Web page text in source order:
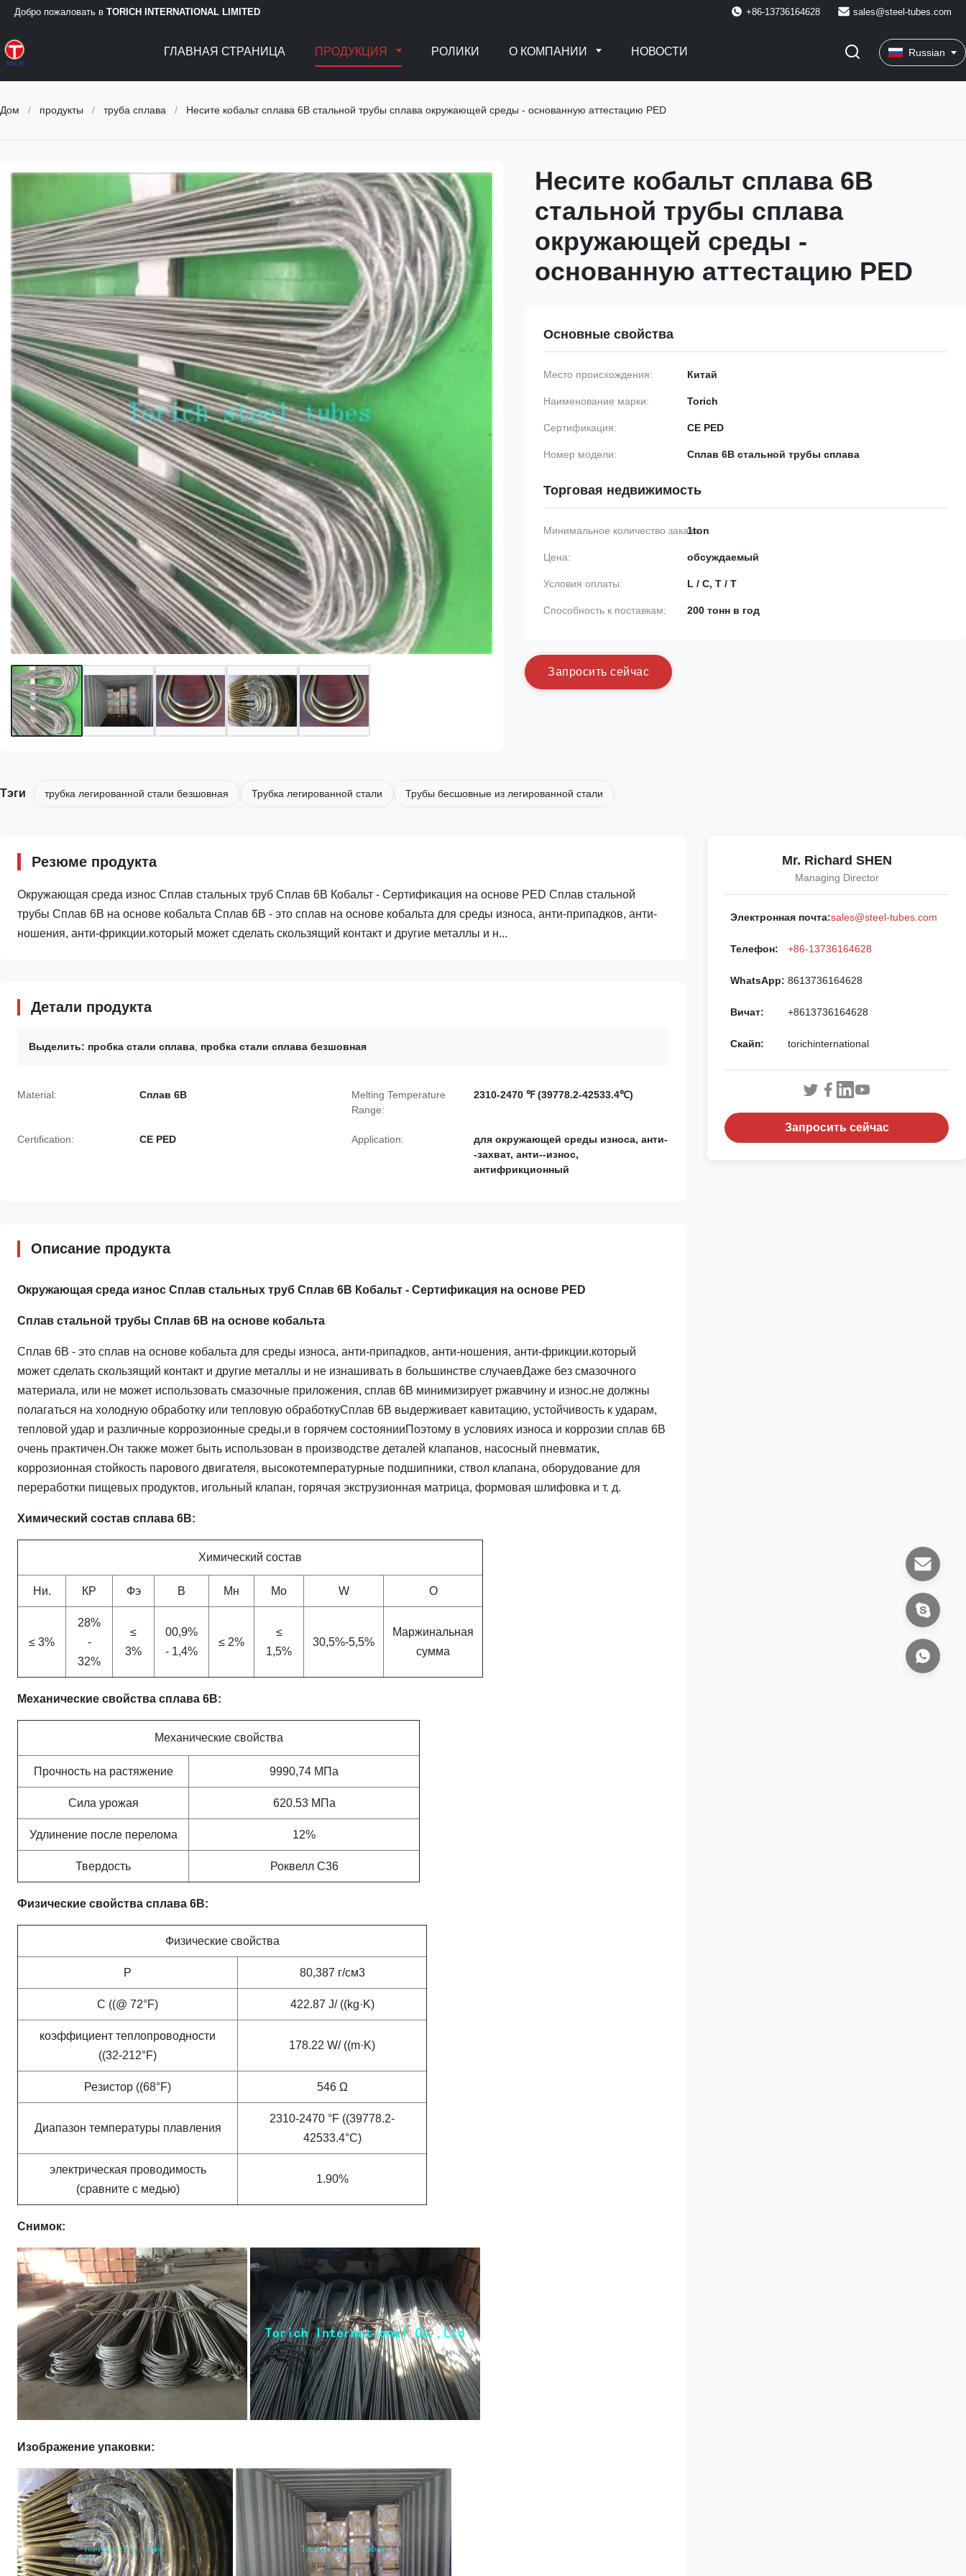
Добро пожаловать в TORICH INTERNATIONAL LIMITED +86-13736164628 sales@steel-tubes.com
ГЛАВНАЯ СТРАНИЦА ПРОДУКЦИЯ РОЛИКИ О КОМПАНИИ НОВОСТИ Russian
Дом / продукты / труба сплава / Несите кобальт сплава 6B стальной трубы сплава окружающей среды - основанную аттестацию PED
Несите кобальт сплава 6B
стальной трубы сплава
окружающей среды -
основанную аттестацию PED
Основные свойства
Место происхождения: Китай
Наименование марки: Torich
Сертификация: CE PED
Номер модели: Сплав 6B стальной трубы сплава
Торговая недвижимость
Минимальное количество заказа:
1ton
Цена: обсуждаемый
Условия оплаты: L / C, T / T
Способность к поставкам: 200 тонн в год
Запросить сейчас
Тэги трубка легированной стали безшовная Трубка легированной стали Трубы бесшовные из легированной стали
Резюме продукта
Окружающая среда износ Сплав стальных труб Сплав 6B Кобальт - Сертификация на основе PED Сплав стальной
трубы Сплав 6B на основе кобальта Сплав 6B - это сплав на основе кобальта для среды износа, анти-припадков, анти-
ношения, анти-фрикции.который может сделать скользящий контакт и другие металлы и н...
Детали продукта
Выделить: пробка стали сплава пробка стали сплава безшовная
Material: Сплав 6B
Melting Temperature
Range:
2310-2470 ℉ (39778.2-42533.4℃)
Certification: CE PED Application:
для окружающей среды износа, анти-
-захват, анти--износ,
антифрикционный
Описание продукта
Окружающая среда износ Сплав стальных труб Сплав 6B Кобальт - Сертификация на основе PED
Сплав стальной трубы Сплав 6B на основе кобальта
Сплав 6B - это сплав на основе кобальта для среды износа, анти-припадков, анти-ношения, анти-фрикции.который
может сделать скользящий контакт и другие металлы и не изнашивать в большинстве случаевДаже без смазочного
материала, или не может использовать смазочные приложения, сплав 6B минимизирует ржавчину и износ.не должны
полагаться на холодную обработку или тепловую обработкуСплав 6B выдерживает кавитацию, устойчивость к ударам,
тепловой удар и различные коррозионные среды,и в горячем состоянииПоэтому в условиях износа и коррозии сплав 6B
очень практичен.Он также может быть использован в производстве деталей клапанов, насосный пневматик,
коррозионная стойкость парового двигателя, высокотемпературные подшипники, ствол клапана, оборудование для
переработки пищевых продуктов, игольный клапан, горячая экструзионная матрица, формовая шлифовка и т. д.
Химический состав сплава 6B:
Химический состав
Ни. КР Фэ В Мн Мо W О
≤ 3%
28%
-
32%
≤
3%
00,9%
- 1,4%
≤ 2%
≤
1,5%
30,5%-5,5%
Маржинальная
сумма
Механические свойства сплава 6B:
Механические свойства
Прочность на растяжение 9990,74 МПа
Сила урожая 620.53 МПа
Удлинение после перелома 12%
Твердость Роквелл С36
Физические свойства сплава 6B:
Физические свойства
Р 80,387 г/см3
C ((@ 72°F) 422.87 J/ ((kg·K)
коэффициент теплопроводности
((32-212°F)
178.22 W/ ((m·K)
Резистор ((68°F) 546 Ω
Диапазон температуры плавления
2310-2470 °F ((39778.2-
42533.4°C)
электрическая проводимость
(сравните с медью)
1.90%
Снимок:
Изображение упаковки:
Mr. Richard SHEN
Managing Director
Электронная почта:sales@steel-tubes.com
Телефон: +86-13736164628
WhatsApp: 8613736164628
Вичат: +8613736164628
Скайп: torichinternational
Запросить сейчас